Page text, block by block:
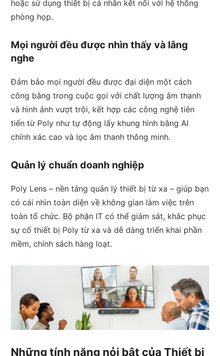
hoặc sử dụng thiết bị cá nhân kết nối với hệ thống
phòng họp.
Mọi người đều được nhìn thấy và lắng
nghe
Đảm bảo mọi người đều được đại diện một cách
công bằng trong cuộc gọi với chất lượng âm thanh
và hình ảnh vượt trội, kết hợp các công nghệ tiên
tiến từ Poly như tự động lấy khung hình bằng AI
chính xác cao và lọc âm thanh thông minh.
Quản lý chuẩn doanh nghiệp
Poly Lens – nền tảng quản lý thiết bị từ xa – giúp bạn
có cái nhìn toàn diện về không gian làm việc trên
toàn tổ chức. Bộ phận IT có thể giám sát, khắc phục
sự cố thiết bị Poly từ xa và dễ dàng triển khai phần
mềm, chính sách hàng loạt.
Những tính năng nỏi bật của Thiết bị